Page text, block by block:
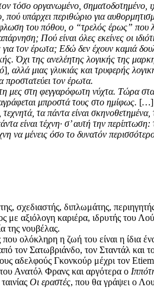
τόσο οργανωμένο, σηματοδοτημένο,
υπάρχει περιθώριο για
του πόθου, ο “τρελός έρως” που
Πού είναι όλες εκείνες οι
τον έρωτα; Εδώ δεν έχουν καμιά
Όχι της ανελέητης λογικής της
] αλλά μιας γλυκιάς και τρυφερής
προστατεύει τον έρωτα.
μες στη φεγγαρόφωτη νύχτα. Τώρα
μπροστά τους στο ημίφως. […]
τα πάντα είναι σκηνοθετημένα,
είναι τέχνη· σ’ αυτή την περίπτωση:
να μένεις όσο το δυνατόν
σχεδιαστής, διπλωμάτης,
με αξιόλογη καριέρα, ιδρυτής του
της νουβέλας.
ολόκληρη η ζωή του είναι η ίδια
τον Σατωβριάνδο, τον Σταντάλ και
αδελφούς Γκονκούρ μέχρι τον
Ανατόλ Φρανς και αργότερα ο
Οι εραστές, που θα γράψει ο